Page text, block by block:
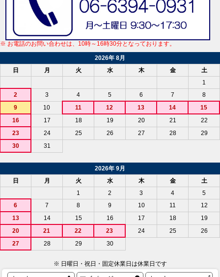
※ お電話のお問い合わせは、10時～16時30分となっております。
2026年 8月
日
月 火 水 木 金
土
1
2
3 4 5 6 7
8
9
10 11 12 13 14
15
16
17 18 19 20 21
22
23
24 25 26 27 28
29
30
31
2026年 9月
日
月 火 水 木 金
土
1
2 3 4
5
6
7 8 9 10 11
12
13
14 15 16 17 18
19
20
21 22 23 24 25
26
27
28 29 30
※ 日曜日・祝日・固定休業日は休業日です